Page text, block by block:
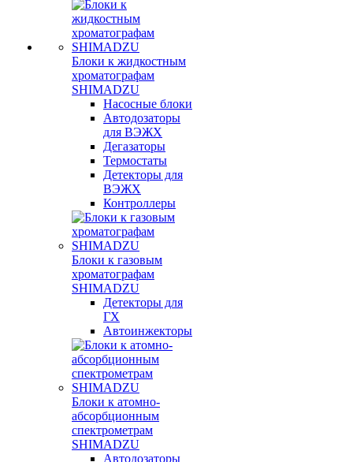
Блоки к жидкостным
хроматографам
SHIMADZU
Насосные блоки
Автодозаторы
для ВЭЖХ
Дегазаторы
Термостаты
Детекторы для
ВЭЖХ
Контроллеры
Блоки к газовым
хроматографам
SHIMADZU
Детекторы для
ГХ
Автоинжекторы
Блоки к атомно-
абсорбционным
спектрометрам
SHIMADZU
Автодозаторы